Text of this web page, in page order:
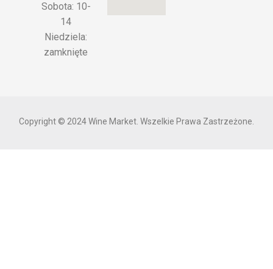
Sobota: 10-
14
Niedziela:
zamknięte
Copyright © 2024 Wine Market. Wszelkie Prawa Zastrzeżone.